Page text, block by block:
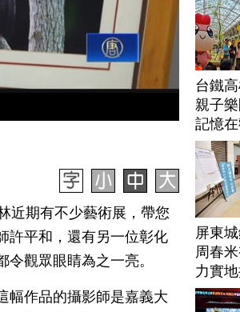
近期有不少藝術展，帶您
許平和，還有另一位彰化
觀眾眼睛為之一亮。
幅作品的攝影師是嘉義大
台鐵
親子
記憶
屏東
周春
力實